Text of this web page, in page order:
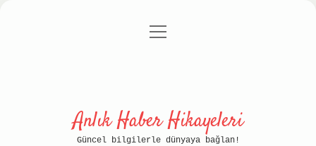
Gizlilik Politikası
menüyü
Anlık Haber Hikayeleri
Güncel bilgilerle dünyaya bağlan!